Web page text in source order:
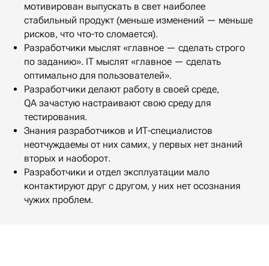
мотивирован выпускать в свет наиболее
стабильный продукт (меньше изменений — меньше
рисков, что что-то сломается).
Разработчики мыслят «главное — сделать строго
по заданию». IT мыслят «главное — сделать
оптимально для пользователей».
Разработчики делают работу в своей среде,
QA зачастую настраивают свою среду для
тестирования.
Знания разработчиков и ИТ-специалистов
неотчуждаемы от них самих, у первых нет знаний
вторых и наоборот.
Разработчики и отдел эксплуатации мало
контактируют друг с другом, у них нет осознания
чужих проблем.